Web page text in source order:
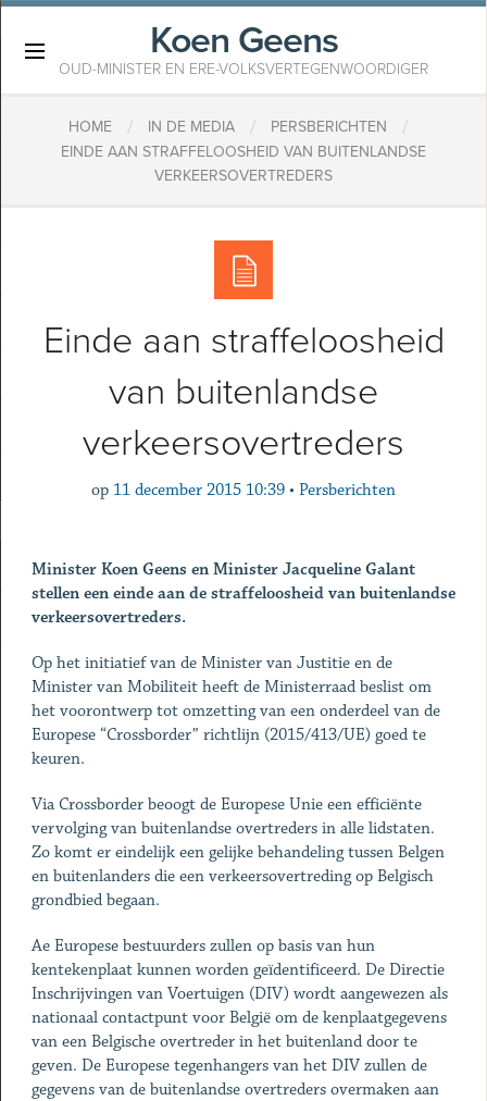
Koen Geens
OUD-MINISTER EN ERE-VOLKSVERTEGENWOORDIGER
HOME / IN DE MEDIA / PERSBERICHTEN /
EINDE AAN STRAFFELOOSHEID VAN BUITENLANDSE
VERKEERSOVERTREDERS
Einde aan straffeloosheid
van buitenlandse
verkeersovertreders
op 11 december 2015 10:39 • Persberichten
Minister Koen Geens en Minister Jacqueline Galant
stellen een einde aan de straffeloosheid van buitenlandse
verkeersovertreders.
Op het initiatief van de Minister van Justitie en de
Minister van Mobiliteit heeft de Ministerraad beslist om
het voorontwerp tot omzetting van een onderdeel van de
Europese “Crossborder” richtlijn (2015/413/UE) goed te
keuren.
Via Crossborder beoogt de Europese Unie een efficiënte
vervolging van buitenlandse overtreders in alle lidstaten.
Zo komt er eindelijk een gelijke behandeling tussen Belgen
en buitenlanders die een verkeersovertreding op Belgisch
grondbied begaan.
Ae Europese bestuurders zullen op basis van hun
kentekenplaat kunnen worden geïdentificeerd. De Directie
Inschrijvingen van Voertuigen (DIV) wordt aangewezen als
nationaal contactpunt voor België om de kenplaatgegevens
van een Belgische overtreder in het buitenland door te
geven. De Europese tegenhangers van het DIV zullen de
gegevens van de buitenlandse overtreders overmaken aan